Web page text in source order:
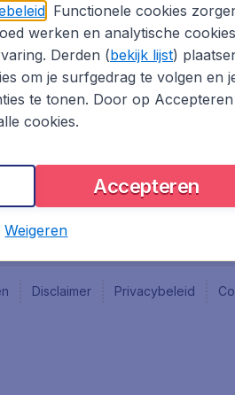
Disclaimer Privacybeleid
. Functionele cookies
werken en analytische cookies
Derden (bekijk lijst)
om je surfgedrag te volgen en
te tonen. Door op
cookies.
Accepteren
Weigeren